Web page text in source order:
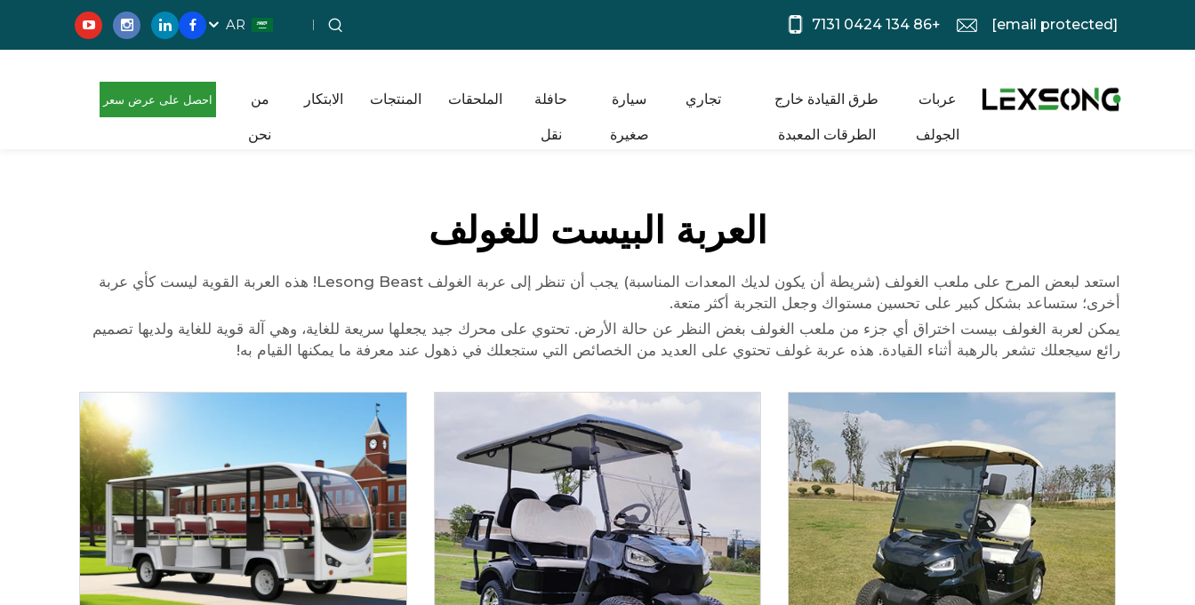
[email protected]
+86 134 0424 7131
AR
عربات
الجولف
طرق القيادة خارج
الطرقات المعبدة
تجاري سيارة
صغيرة
حافلة
نقل
الملحقات المنتجات الابتكار من
نحن
احصل على عرض سعر
العربة البيست للغولف
استعد لبعض المرح على ملعب الغولف (شريطة أن يكون لديك المعدات المناسبة) يجب أن تنظر إلى عربة الغولف Lesong Beast! هذه العربة القوية ليست كأي عربة
أخرى؛ ستساعد بشكل كبير على تحسين مستواك وجعل التجربة أكثر متعة.
يمكن لعربة الغولف بيست اختراق أي جزء من ملعب الغولف بغض النظر عن حالة الأرض. تحتوي على محرك جيد يجعلها سريعة للغاية، وهي آلة قوية للغاية ولديها تصميم
رائع سيجعلك تشعر بالرهبة أثناء القيادة. هذه عربة غولف تحتوي على العديد من الخصائص التي ستجعلك في ذهول عند معرفة ما يمكنها القيام به!